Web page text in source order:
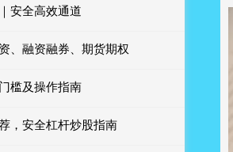
安全高效通道
、融资融券、期货期权
槛及操作指南
，安全杠杆炒股指南